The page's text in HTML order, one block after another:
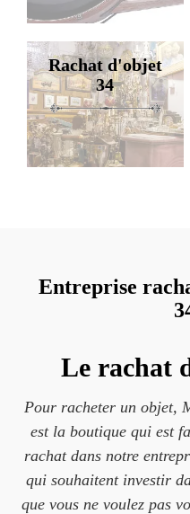
Rachat d'objet
34
Entreprise
Le rachat
Pour racheter un objet,
est la boutique qui est
rachat dans notre
qui souhaitent investir
que vous ne voulez pas